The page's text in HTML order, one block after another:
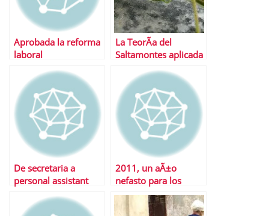
Aprobada la reforma
laboral
La TeorÃ­a del
Saltamontes aplicada
De secretaria a
personal assistant
2011, un aÃ±o
nefasto para los
autÃ³nomos